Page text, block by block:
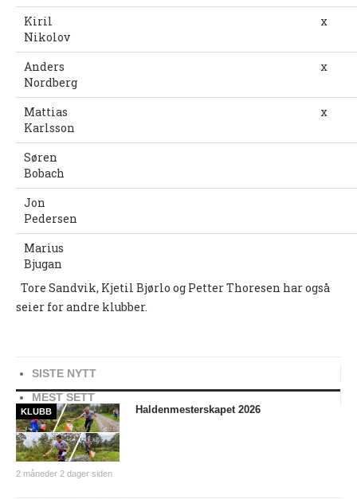
KARTOVERSIKT
HISTORISK
TRAIN IN HALDEN
SKOLEORIENTERING
TURLØYPER
KARTARKIV (DOMA)
ARRANGEMENT
NM NATT 2023
HALDEN O-MEETING
STOLPEJAKTEN
TRENINGSLØP
ØSTFOLDSPRINTEN
BYTTEHELGEN
Kiril
Nikolov
x
Anders
Nordberg
x
Mattias
Karlsson
x
Søren
Bobach
Jon
Pedersen
Marius
Bjugan
Tore Sandvik, Kjetil Bjørlo og Petter Thoresen har også
seier for andre klubber.
SISTE NYTT
MEST SETT
KLUBB
2 måneder 2 dager siden
Haldenmesterskapet 2026